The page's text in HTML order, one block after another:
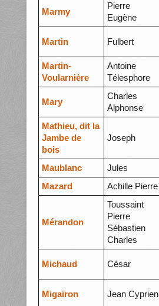
Marmy
Pierre
Eugène
Martin Fulbert
Martin-
Voularnière
Antoine
Télesphore
Mary
Charles
Alphonse
Mathieu, dit la
Jambe de
bois
Joseph
Maublanc Jules
Mazard
Achille Pierre
Mérandon
Toussaint
Pierre
Sébastien
Charles
Michaud César
Migairon Jean Cyprien